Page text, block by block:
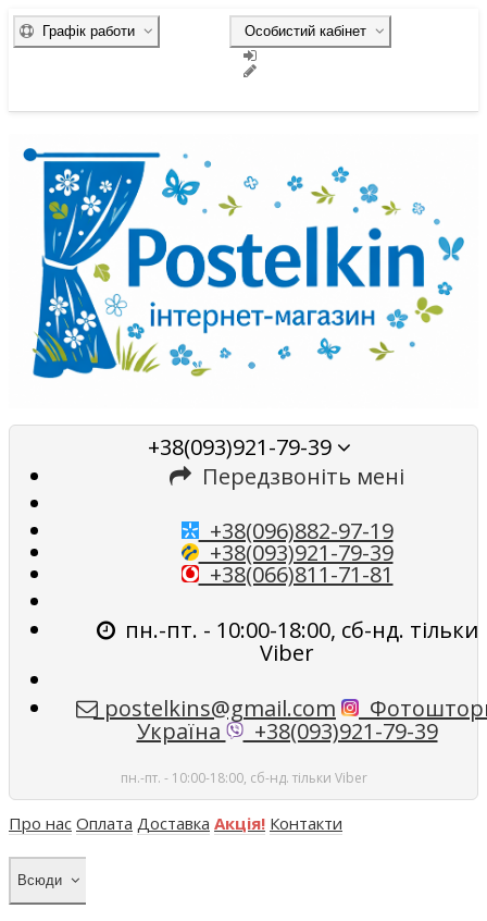
Особистий кабінет
Графік работи
+38(093)921-79-39
Передзвоніть мені
+38(096)882-97-19
+38(093)921-79-39
+38(066)811-71-81
пн.-пт. - 10:00-18:00, сб-нд. тільки
Viber
postelkins@gmail.com
Україна +38(093)921-79-39
пн.-пт. - 10:00-18:00, сб-нд. тільки Viber
Про нас Оплата Доставка Акція! Контакти
Всюди